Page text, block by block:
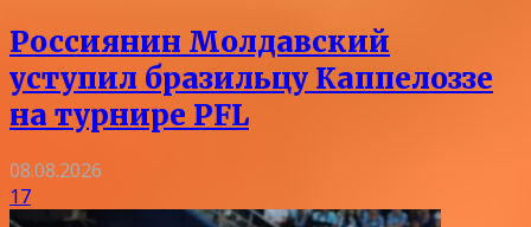
Россиянин Молдавский
уступил бразильцу Каппелоззе
на турнире PFL
08.08.2026
17